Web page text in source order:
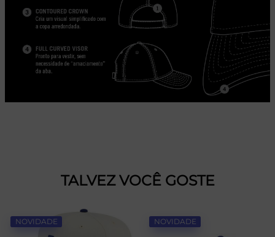
TALVEZ VOCÊ GOSTE
NOVIDADE NOVIDADE